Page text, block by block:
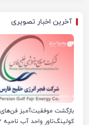
آخرین اخبار تصویری
بازگشت موفقیت‌آمیز فن‌های